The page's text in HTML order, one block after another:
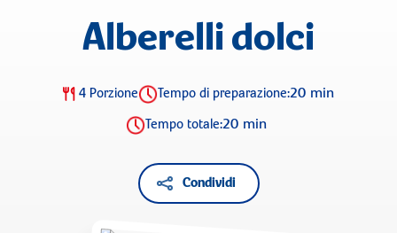
Alberelli dolci
4 Porzione Tempo di preparazione:20 min
Tempo totale:20 min
Condividi